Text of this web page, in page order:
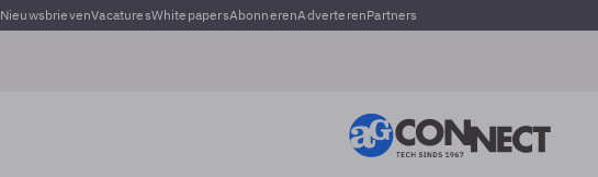
NieuwsbrievenVacaturesWhitepapersAbonnerenAdverterenPartners